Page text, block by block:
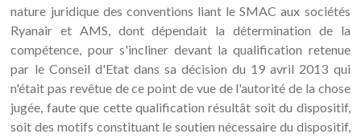
nature juridique des conventions liant le SMAC aux sociétés
Ryanair et AMS, dont dépendait la détermination de la
compétence, pour s'incliner devant la qualification retenue
par le Conseil d'Etat dans sa décision du 19 avril 2013 qui
n'était pas revêtue de ce point de vue de l'autorité de la chose
jugée, faute que cette qualification résultât soit du dispositif,
soit des motifs constituant le soutien nécessaire du dispositif,